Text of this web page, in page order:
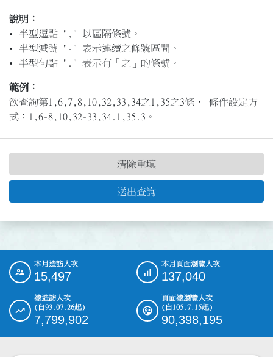
說明：
半型逗點 "," 以區隔條號。
半型減號 "-" 表示連續之條號區間。
半型句點 "." 表示有「之」的條號。
範例：
欲查詢第1,6,7,8,10,32,33,34之1,35之3條， 條件設定方
式：1,6-8,10,32-33,34.1,35.3。
送出查詢
清除重填
::: 本月造訪人次
15,497
本月頁面瀏覽人次
137,040
總造訪人次
(自93.07.26起)
7,799,902
頁面總瀏覽人次
(自105.7.15起)
90,398,195